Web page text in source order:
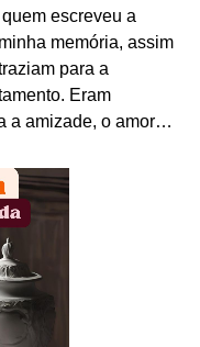
escreveu a
memória, assim
para a
Eram
a amizade, o amor…